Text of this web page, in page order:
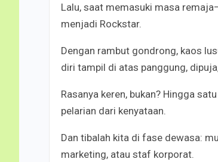
Lalu, saat memasuki masa
menjadi Rockstar.
Dengan rambut gondrong, kaos
diri tampil di atas panggung,
Rasanya keren, bukan? Hingga
pelarian dari kenyataan.
Dan tibalah kita di fase dewasa:
marketing, atau staf korporat.